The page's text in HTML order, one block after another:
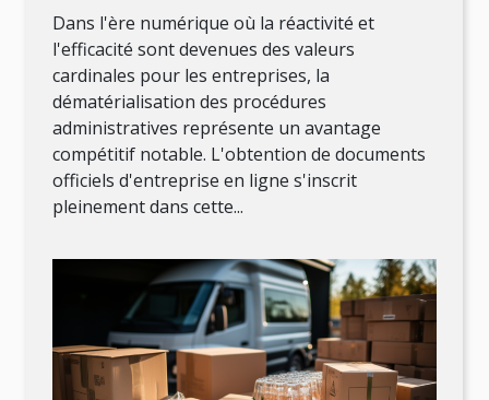
Dans l'ère numérique où la réactivité et
l'efficacité sont devenues des valeurs
cardinales pour les entreprises, la
dématérialisation des procédures
administratives représente un avantage
compétitif notable. L'obtention de documents
officiels d'entreprise en ligne s'inscrit
pleinement dans cette...